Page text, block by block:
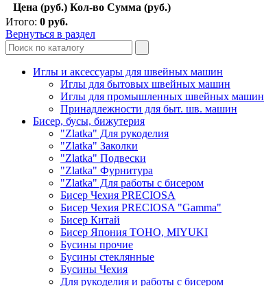
Цена (руб.) Кол-во Сумма (руб.)
Итого: 0 руб.
Вернуться в раздел
Иглы и аксессуары для швейных машин
Иглы для бытовых швейных машин
Иглы для промышленных швейных машин
Принадлежности для быт. шв. машин
Бисер, бусы, бижутерия
"Zlatka" Для рукоделия
"Zlatka" Заколки
"Zlatka" Подвески
"Zlatka" Фурнитура
"Zlatka" Для работы с бисером
Бисер Чехия PRECIOSA
Бисер Чехия PRECIOSA "Gamma"
Бисер Китай
Бисер Япония TOHO, MIYUKI
Бусины прочие
Бусины стеклянные
Бусины Чехия
Для рукоделия и работы с бисером